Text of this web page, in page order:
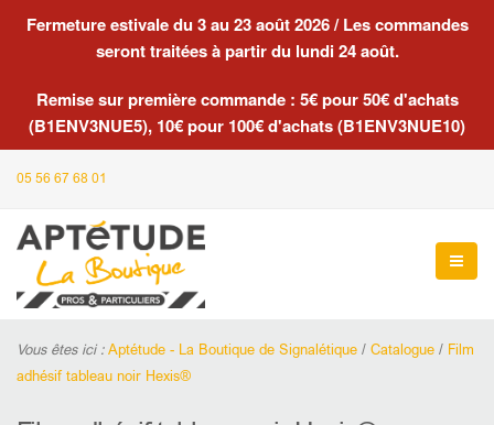
Fermeture estivale du 3 au 23 août 2026 / Les commandes
seront traitées à partir du lundi 24 août.
Remise sur première commande : 5€ pour 50€ d'achats
(B1ENV3NUE5), 10€ pour 100€ d'achats (B1ENV3NUE10)
05 56 67 68 01
Vous êtes ici :Aptétude - La Boutique de Signalétique / Catalogue / Film
adhésif tableau noir Hexis®